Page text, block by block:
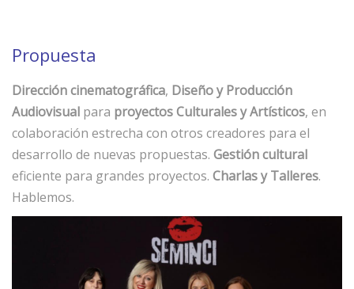
Propuesta
Dirección cinematográfica, Diseño y Producción
Audiovisual para proyectos Culturales y Artísticos, en
colaboración estrecha con otros creadores para el
desarrollo de nuevas propuestas. Gestión cultural
eficiente para grandes proyectos. Charlas y Talleres.
Hablemos.